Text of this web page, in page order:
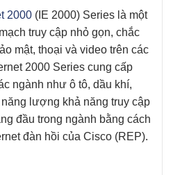
2000 (IE 2000) Series là một
truy cập nhỏ gọn, chắc
mật, thoại và video trên các
2000 Series cung cấp
ngành như ô tô, dầu khí,
lượng khả năng truy cập
đầu trong ngành bằng cách
đàn hồi của Cisco (REP).